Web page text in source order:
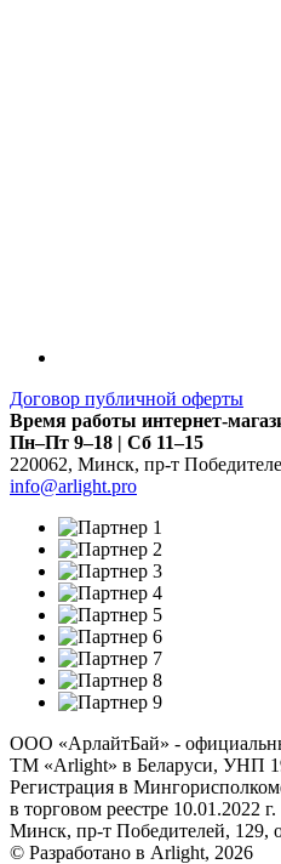
Договор публичной оферты
Время работы интернет-
Пн–Пт 9–18 | Сб 11–15
220062, Минск, пр-т
info@arlight.pro
ООО «АрлайтБай» -
ТМ «Arlight» в Беларуси, УНП
Регистрация в
в торговом реестре 10.01.2022 г.
Минск, пр-т Победителей, 129,
© Разработано в Arlight, 2026